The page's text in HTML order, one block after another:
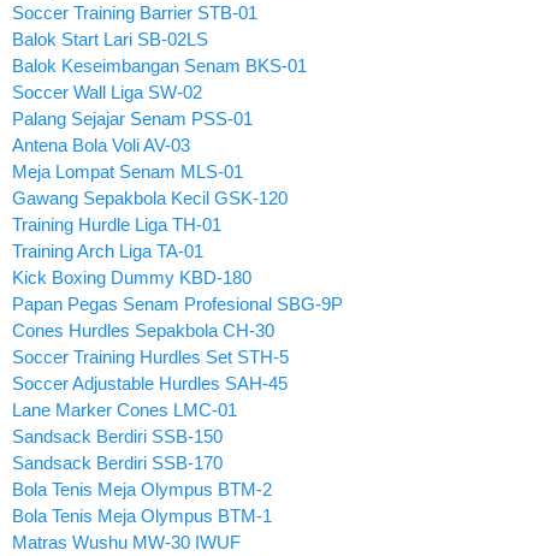
Soccer Training Barrier STB-01
Balok Start Lari SB-02LS
Balok Keseimbangan Senam BKS-01
Soccer Wall Liga SW-02
Palang Sejajar Senam PSS-01
Antena Bola Voli AV-03
Meja Lompat Senam MLS-01
Gawang Sepakbola Kecil GSK-120
Training Hurdle Liga TH-01
Training Arch Liga TA-01
Kick Boxing Dummy KBD-180
Papan Pegas Senam Profesional SBG-9P
Cones Hurdles Sepakbola CH-30
Soccer Training Hurdles Set STH-5
Soccer Adjustable Hurdles SAH-45
Lane Marker Cones LMC-01
Sandsack Berdiri SSB-150
Sandsack Berdiri SSB-170
Bola Tenis Meja Olympus BTM-2
Bola Tenis Meja Olympus BTM-1
Matras Wushu MW-30 IWUF